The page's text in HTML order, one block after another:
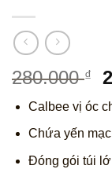
280.000₫
Calbee vị óc
Chứa yến
Đóng gói túi